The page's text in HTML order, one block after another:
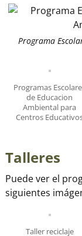
Programa
Programas
de Educacion
Ambiental para
Centros
Talleres
Puede ver el
siguientes
Taller reciclaje